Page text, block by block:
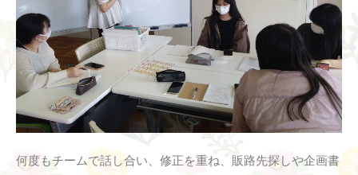
何度もチームで話し合い、修正を重ね、販路先探しや企画書